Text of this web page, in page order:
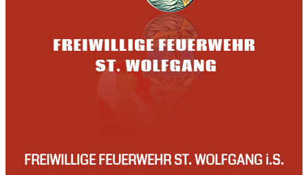
FREIWILLIGE FEUERWEHR ST. WOLFGANG i.S.